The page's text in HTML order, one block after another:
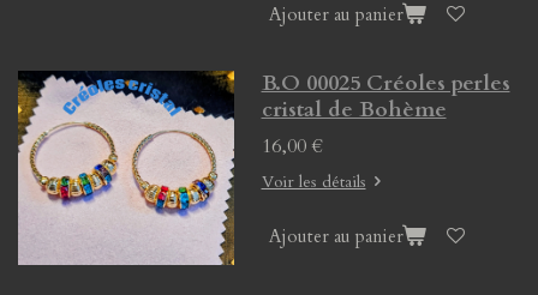
Ajouter au panier
B.O 00025 Créoles perles
cristal de Bohème
16,00 €
Voir les détails
Ajouter au panier